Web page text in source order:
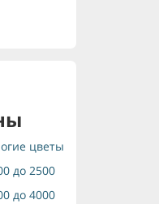
цветы
до 2500
до 4000